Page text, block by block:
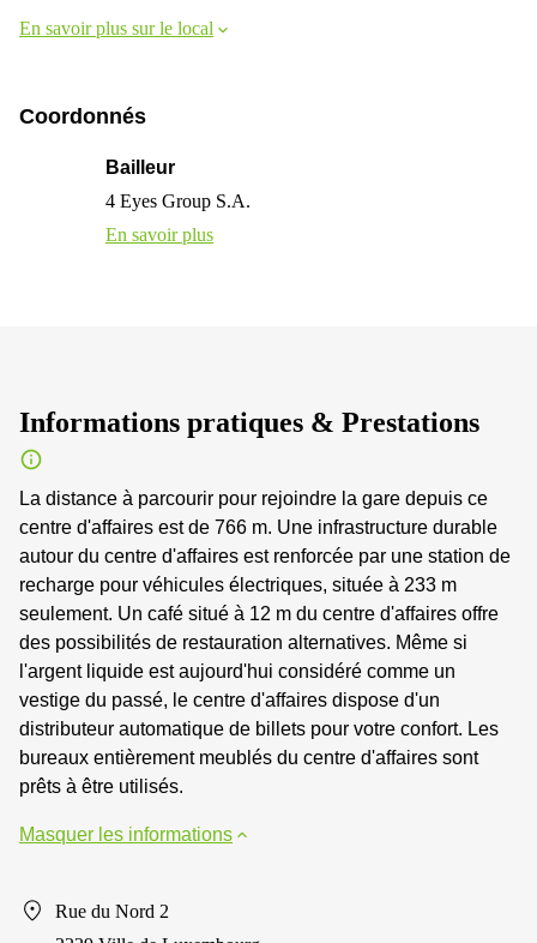
En savoir plus sur le local
Coordonnés
Bailleur
4 Eyes Group S.A.
En savoir plus
Informations pratiques & Prestations
La distance à parcourir pour rejoindre la gare depuis ce
centre d'affaires est de 766 m. Une infrastructure durable
autour du centre d'affaires est renforcée par une station de
recharge pour véhicules électriques, située à 233 m
seulement. Un café situé à 12 m du centre d'affaires offre
des possibilités de restauration alternatives. Même si
l'argent liquide est aujourd'hui considéré comme un
vestige du passé, le centre d'affaires dispose d'un
distributeur automatique de billets pour votre confort. Les
bureaux entièrement meublés du centre d'affaires sont
prêts à être utilisés.
Masquer les informations
Rue du Nord 2